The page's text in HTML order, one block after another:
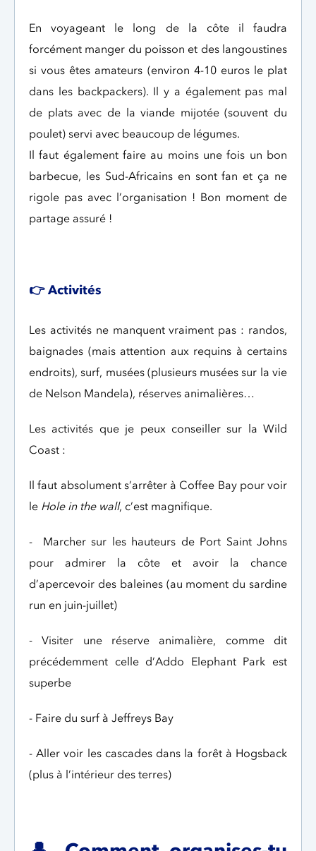
En voyageant le long de la côte il faudra
forcément manger du poisson et des langoustines
si vous êtes amateurs (environ 4-10 euros le plat
dans les backpackers). Il y a également pas mal
de plats avec de la viande mijotée (souvent du
poulet) servi avec beaucoup de légumes.
Il faut également faire au moins une fois un bon
barbecue, les Sud-Africains en sont fan et ça ne
rigole pas avec l’organisation ! Bon moment de
partage assuré !
👉 Activités
Les activités ne manquent vraiment pas : randos,
baignades (mais attention aux requins à certains
endroits), surf, musées (plusieurs musées sur la vie
de Nelson Mandela), réserves animalières…
Les activités que je peux conseiller sur la Wild
Coast :
Il faut absolument s’arrêter à Coffee Bay pour voir
le Hole in the wall, c’est magnifique.
- Marcher sur les hauteurs de Port Saint Johns
pour admirer la côte et avoir la chance
d’apercevoir des baleines (au moment du sardine
run en juin-juillet)
- Visiter une réserve animalière, comme dit
précédemment celle d’Addo Elephant Park est
superbe
- Faire du surf à Jeffreys Bay
- Aller voir les cascades dans la forêt à Hogsback
(plus à l’intérieur des terres)